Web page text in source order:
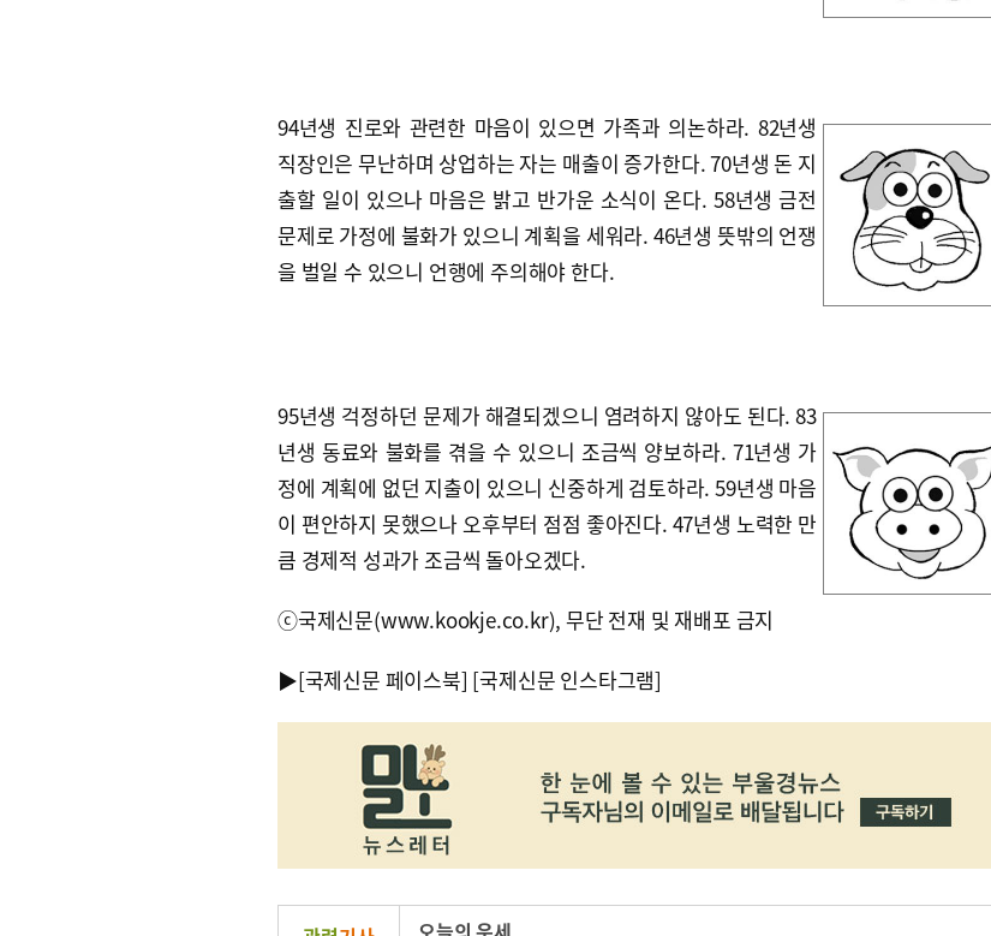
94년생 진로와 관련한 마음이 있으면 가족과 의논하라. 82년생
직장인은 무난하며 상업하는 자는 매출이 증가한다. 70년생 돈 지
출할 일이 있으나 마음은 밝고 반가운 소식이 온다. 58년생 금전
문제로 가정에 불화가 있으니 계획을 세워라. 46년생 뜻밖의 언쟁
을 벌일 수 있으니 언행에 주의해야 한다.
95년생 걱정하던 문제가 해결되겠으니 염려하지 않아도 된다. 83
년생 동료와 불화를 겪을 수 있으니 조금씩 양보하라. 71년생 가
정에 계획에 없던 지출이 있으니 신중하게 검토하라. 59년생 마음
이 편안하지 못했으나 오후부터 점점 좋아진다. 47년생 노력한 만
큼 경제적 성과가 조금씩 돌아오겠다.
ⓒ국제신문(www.kookje.co.kr), 무단 전재 및 재배포 금지
▶[국제신문 페이스북] [국제신문 인스타그램]